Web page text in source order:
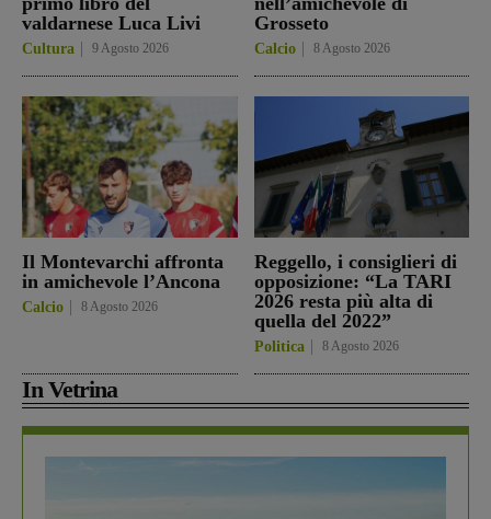
valdarnese Luca Livi
Cultura 9 Agosto 2026
Grosseto
Calcio 8 Agosto 2026
Il Montevarchi affronta
in amichevole l’Ancona
Calcio 8 Agosto 2026
Reggello, i consiglieri di
opposizione: “La TARI
2026 resta più alta di
quella del 2022”
Politica 8 Agosto 2026
In Vetrina